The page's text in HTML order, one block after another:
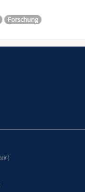
Forschung